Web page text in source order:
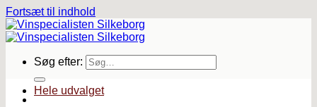
Fortsæt til indhold
Søg efter:
Hele udvalget